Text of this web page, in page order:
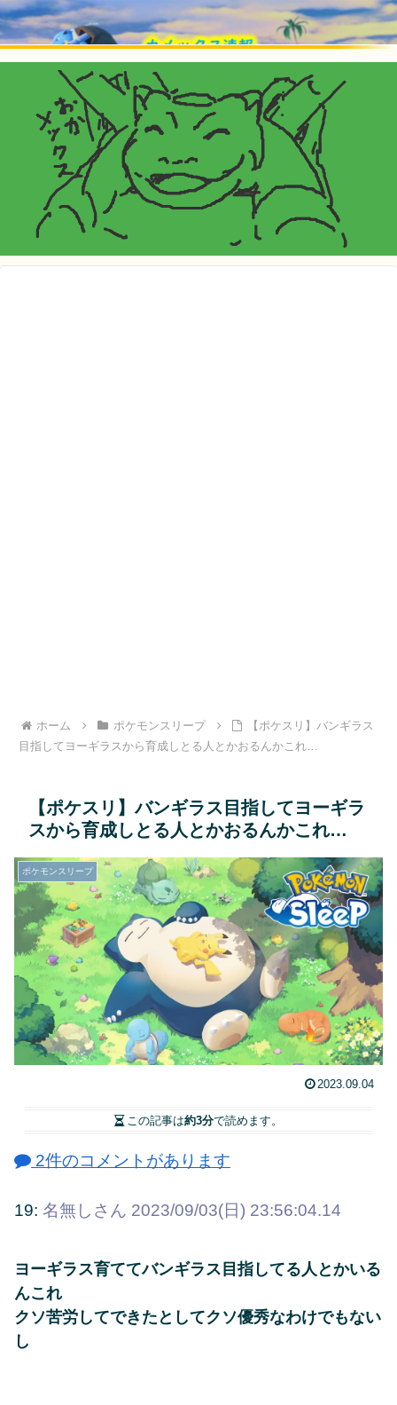
ホーム ポケモンスリープ
【ポケスリ】バンギラス
目指してヨーギラスから育成しとる人とかおるんかこれ…
【ポケスリ】バンギラス目指してヨーギラ
スから育成しとる人とかおるんかこれ…
ポケモンスリープ
2023.09.04
この記事は約3分で読めます。
2件のコメントがあります
19: 名無しさん 2023/09/03(日) 23:56:04.14
ヨーギラス育ててバンギラス目指してる人とかいる
んこれ
クソ苦労してできたとしてクソ優秀なわけでもない
し